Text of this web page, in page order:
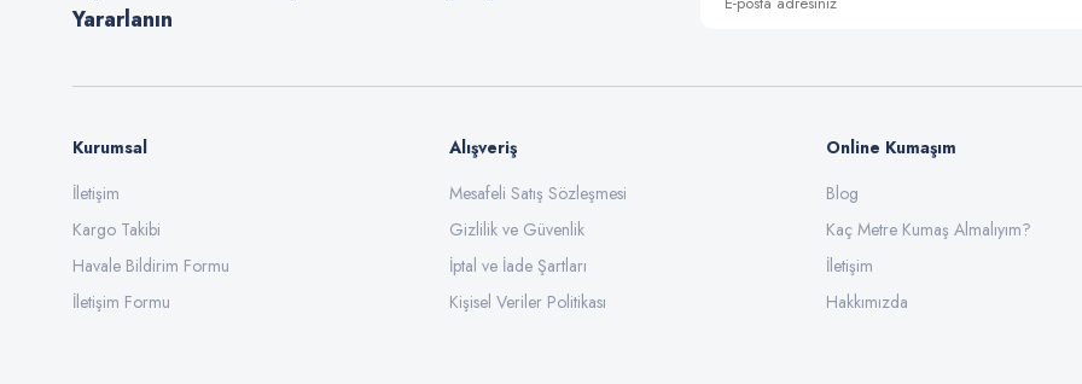
Ürün fiyatı diğer sitelerden daha pahalı.
Gönder
Yararlanın
Kurumsal
İletişim
Kargo Takibi
Havale Bildirim Formu
İletişim Formu
Alışveriş
Mesafeli Satış Sözleşmesi
Gizlilik ve Güvenlik
İptal ve İade Şartları
Kişisel Veriler Politikası
Online Kumaşım
Blog
Kaç Metre Kumaş Almalıyım?
İletişim
Hakkımızda